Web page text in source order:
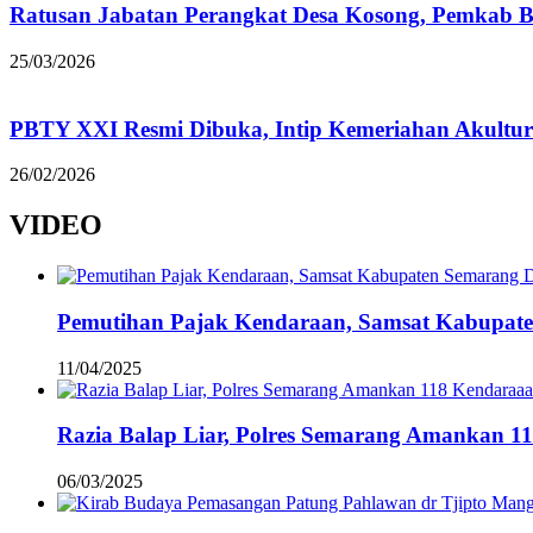
Ratusan Jabatan Perangkat Desa Kosong,
25/03/2026
PBTY XXI Resmi Dibuka, Intip Kemeriahan
26/02/2026
VIDEO
Pemutihan Pajak Kendaraan, Samsat
11/04/2025
Razia Balap Liar, Polres Semarang Amankan
06/03/2025